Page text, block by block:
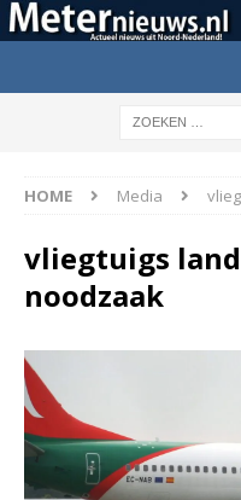
HOME Media
vliegtuigs
noodzaak